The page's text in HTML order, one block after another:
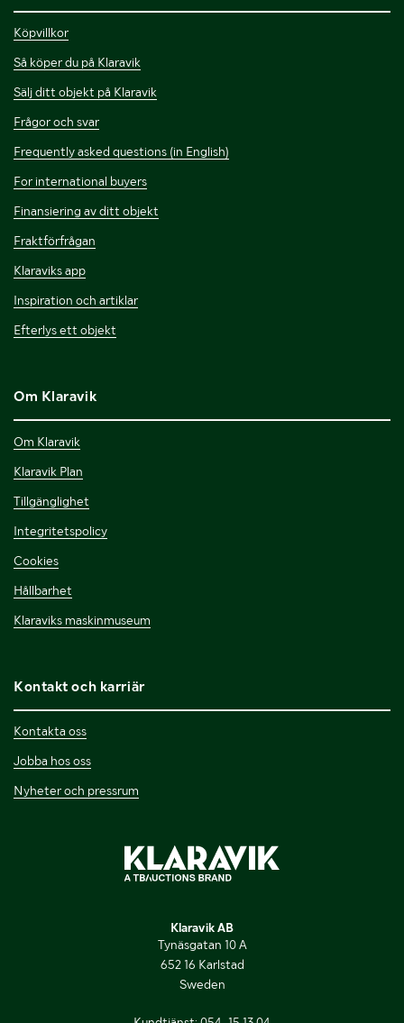
Köpvillkor
Så köper du på Klaravik
Sälj ditt objekt på Klaravik
Frågor och svar
Frequently asked questions (in English)
For international buyers
Finansiering av ditt objekt
Fraktförfrågan
Klaraviks app
Inspiration och artiklar
Efterlys ett objekt
Om Klaravik
Om Klaravik
Klaravik Plan
Tillgänglighet
Integritetspolicy
Cookies
Hållbarhet
Klaraviks maskinmuseum
Kontakt och karriär
Kontakta oss
Jobba hos oss
Nyheter och pressrum
Klaravik AB
Tynäsgatan 10 A
652 16 Karlstad
Sweden